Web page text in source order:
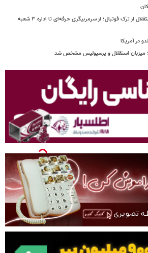
روایت جذاب گزینه نیمکت استقلال از ترک فوتبال؛ از سرمربیگری حرفه‌ای تا اداره ۳ شعبه
در آمریکا
میزبان استقلال و پرسپولیس مشخص شد